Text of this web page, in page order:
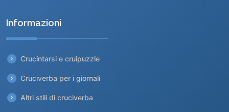
Informazioni
Crucintarsi e cruipuzzle
Cruciverba per i giornali
Altri stili di cruciverba